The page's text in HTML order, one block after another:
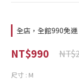
全店，全館990免運
NT$990
尺寸 : M